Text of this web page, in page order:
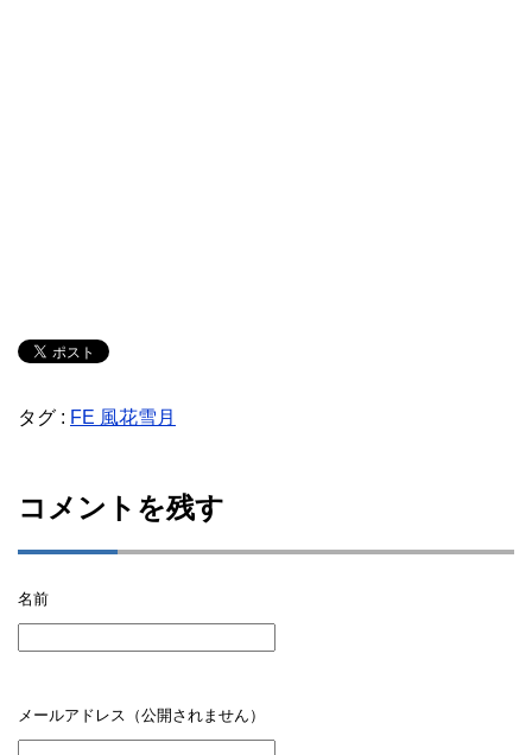
タグ : FE 風花雪月
コメントを残す
名前
メールアドレス（公開されません）